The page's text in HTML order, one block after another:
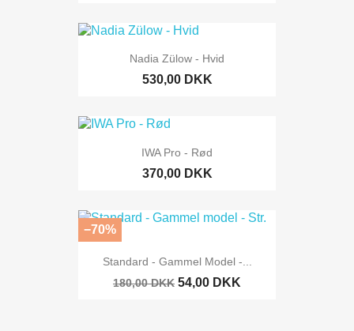
Nadia Zülow - Hvid
530,00 DKK
IWA Pro - Rød
370,00 DKK
Standard - Gammel Model -...
180,00 DKK 54,00 DKK
−70%